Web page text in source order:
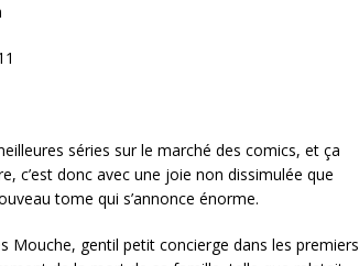
séries sur le marché des comics, et ça
c’est donc avec une joie non dissimulée que
tome qui s’annonce énorme.
Mouche, gentil petit concierge dans les premiers